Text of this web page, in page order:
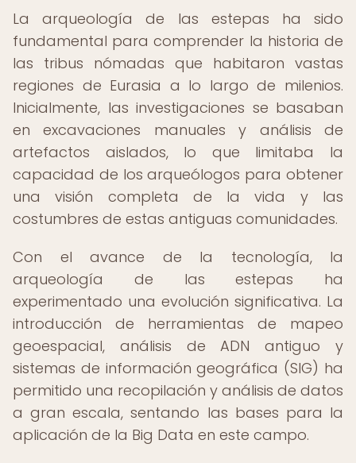
La arqueología de las estepas ha sido
fundamental para comprender la historia de
las tribus nómadas que habitaron vastas
regiones de Eurasia a lo largo de milenios.
Inicialmente, las investigaciones se basaban
en excavaciones manuales y análisis de
artefactos aislados, lo que limitaba la
capacidad de los arqueólogos para obtener
una visión completa de la vida y las
costumbres de estas antiguas comunidades.
Con el avance de la tecnología, la
arqueología de las estepas ha
experimentado una evolución significativa. La
introducción de herramientas de mapeo
geoespacial, análisis de ADN antiguo y
sistemas de información geográfica (SIG) ha
permitido una recopilación y análisis de datos
a gran escala, sentando las bases para la
aplicación de la Big Data en este campo.